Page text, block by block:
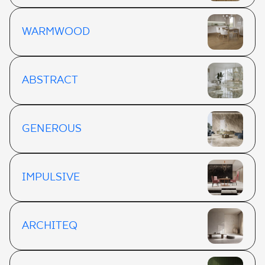
WARMWOOD
ABSTRACT
GENEROUS
IMPULSIVE
ARCHITEQ